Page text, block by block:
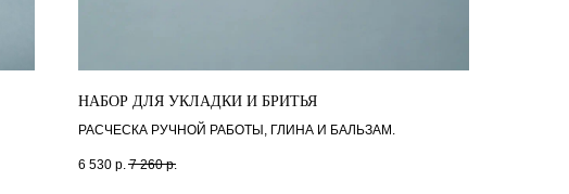
НАБОР ДЛЯ УКЛАДКИ И БРИТЬЯ
РАСЧЕСКА РУЧНОЙ РАБОТЫ, ГЛИНА И БАЛЬЗАМ.
6 530 р. 7 260 р.